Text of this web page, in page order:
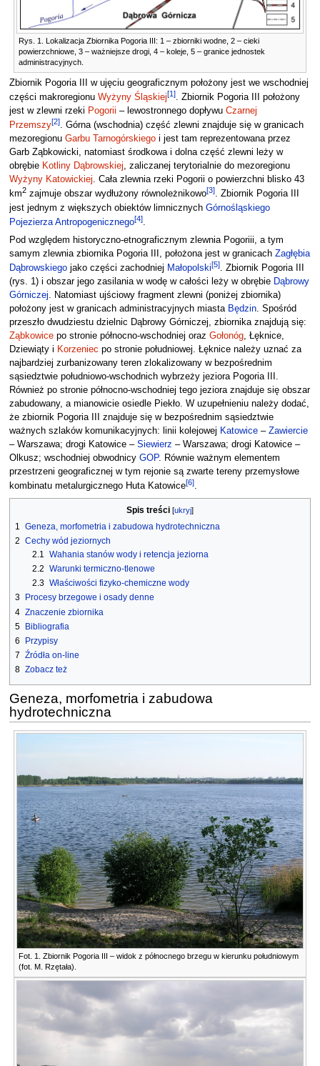
Rys. 1. Lokalizacja Zbiornika Pogoria III: 1 – zbiorniki wodne, 2 – cieki
powierzchniowe, 3 – ważniejsze drogi, 4 – koleje, 5 – granice jednostek
administracyjnych.
Zbiornik Pogoria III w ujęciu geograficznym położony jest we wschodniej
części makroregionu Wyżyny Śląskiej[1]. Zbiornik Pogoria III położony
jest w zlewni rzeki Pogorii – lewostronnego dopływu Czarnej
Przemszy[2]. Górna (wschodnia) część zlewni znajduje się w granicach
mezoregionu Garbu Tarnogórskiegoi jest tam reprezentowana przez
Garb Ząbkowicki, natomiast środkowa i dolna część zlewni leży w
obrębie Kotliny Dąbrowskiej, zaliczanej terytorialnie do mezoregionu
Wyżyny Katowickiej. Cała zlewnia rzeki Pogorii o powierzchni blisko 43
km2zajmuje obszar wydłużony równoleżnikowo[3]. Zbiornik Pogoria III
jest jednym z większych obiektów limnicznych Górnośląskiego
Pojezierza Antropogenicznego[4].
Pod względem historyczno-etnograficznym zlewnia Pogoriii, a tym
samym zlewnia zbiornika Pogoria III, położona jest w granicach Zagłębia
Dąbrowskiegojako części zachodniej Małopolski[5]. Zbiornik Pogoria III
(rys. 1) i obszar jego zasilania w wodę w całości leży w obrębie Dąbrowy
Górniczej. Natomiast ujściowy fragment zlewni (poniżej zbiornika)
położony jest w granicach administracyjnych miasta Będzin. Spośród
przeszło dwudziestu dzielnic Dąbrowy Górniczej, zbiornika znajdują się:
Ząbkowicepo stronie północno-wschodniej oraz Gołonóg, Łęknice,
Dziewiąty i Korzeniec po stronie południowej. Łęknice należy uznać za
najbardziej zurbanizowany teren zlokalizowany w bezpośrednim
sąsiedztwie południowo-wschodnich wybrzeży jeziora Pogoria III.
Również po stronie północno-wschodniej tego jeziora znajduje się obszar
zabudowany, a mianowicie osiedle Piekło. W uzupełnieniu należy dodać,
że zbiornik Pogoria III znajduje się w bezpośrednim sąsiedztwie
ważnych szlaków komunikacyjnych: linii kolejowej Katowice– Zawiercie
– Warszawa; drogi Katowice – Siewierz – Warszawa; drogi Katowice –
Olkusz; wschodniej obwodnicy GOP. Równie ważnym elementem
przestrzeni geograficznej w tym rejonie są zwarte tereny przemysłowe
kombinatu metalurgicznego Huta Katowice[6].
Spis treści
1
Geneza, morfometria i zabudowa hydrotechniczna
2 Cechy wód jeziornych
2.1
Wahania stanów wody i retencja jeziorna
2.2 Warunki termiczno-tlenowe
2.3 Właściwości fizyko-chemiczne wody
3
Procesy brzegowe i osady denne
4 Znaczenie zbiornika
5 Bibliografia
6
Przypisy
7 Źródła on-line
8 Zobacz też
Geneza, morfometria i zabudowa
hydrotechniczna
Fot. 1. Zbiornik Pogoria III – widok z północnego brzegu w kierunku południowym
(fot. M. Rzętała).